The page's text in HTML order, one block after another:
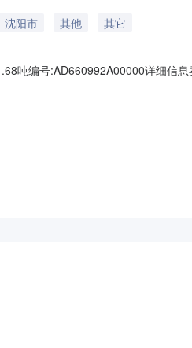
沈阳市 其他
其它
吨编号:AD660992A00000详细信
锌层重量代码描述:上表面锌层重量